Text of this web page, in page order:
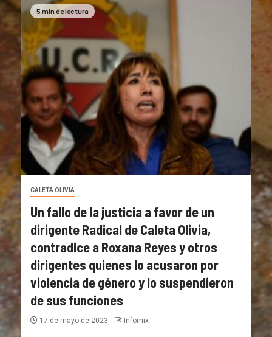
5 min de lectura
CALETA OLIVIA
Un fallo de la justicia a favor de un
dirigente Radical de Caleta Olivia,
contradice a Roxana Reyes y otros
dirigentes quienes lo acusaron por
violencia de género y lo suspendieron
de sus funciones
17 de mayo de 2023 Infomix